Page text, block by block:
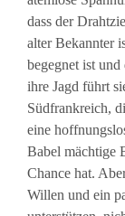
dass der
alter Bekannter
begegnet ist
ihre Jagd führt
Südfrankreich,
eine
Babel mächtige
Chance hat.
Willen und ein